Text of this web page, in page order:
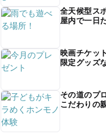
全天候型ス
屋内で一日
映画チケッ
限定グッズ
その道のプ
こだわりの